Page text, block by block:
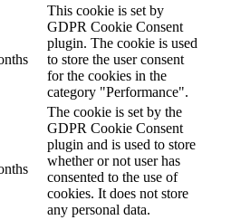
This cookie is set by
GDPR Cookie Consent
plugin. The cookie is used
to store the user consent
for the cookies in the
category "Performance".
The cookie is set by the
GDPR Cookie Consent
plugin and is used to store
whether or not user has
consented to the use of
cookies. It does not store
any personal data.